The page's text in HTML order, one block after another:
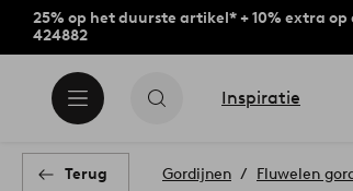
25% op het duurste artikel* + 10% extra
424882
Inspiratie
Terug Gordijnen Fluwelen